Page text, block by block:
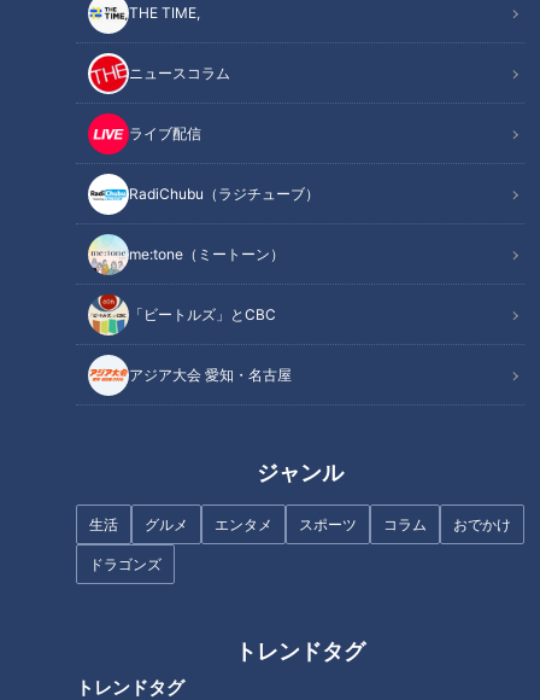
THE TIME,
ニュースコラム
ライブ配信
RadiChubu（ラジチューブ）
me:tone（ミートーン）
「ビートルズ」とCBC
アジア大会 愛知・名古屋
ジャンル
生活 グルメ エンタメ スポーツ コラム おでかけ
ドラゴンズ
トレンドタグ
トレンドタグ
オススメ関連コンテンツ
真夏の逆襲
ドラゴンズはこんなもんじゃない！
ナゴヤドームに響き渡る絶対エースの声。それに呼応して巻き
起こる拍手。23日の対ベイスターズ戦で4試合連続完投勝利、
そして今季初の完封勝利を見事に飾った大野雄大投手がヒーロ
ーインタビューで発した、まさにドラファンを泣かせる言葉
で苦杯を喫した三連敗を今流行りの倍返しとはいかないもの
の、見事三連勝返しでベイスターズを撃破。2011年以来、9年
ぶりとなる5カード連続勝ち越しを記録。最大9つまで膨れ上
がった借金もわずか1まで盛り返した。8月に入って、地元ナゴ
ゴンズ。今週のサンドラはゲストコメンテーター井端弘和さん
に快進撃を続ける好調の要因について伺った。